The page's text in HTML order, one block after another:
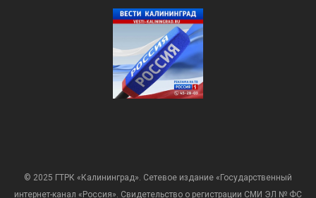
© 2025 ГТРК «Калининград». Сетевое издание «Государственный
интернет-канал «Россия». Свидетельство о регистрации СМИ ЭЛ № ФС